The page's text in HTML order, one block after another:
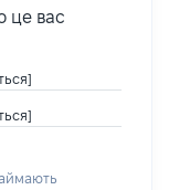
це вас